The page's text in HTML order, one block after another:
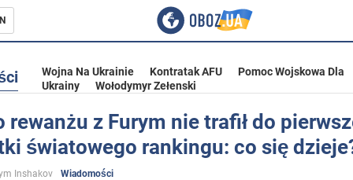
Wojna Na Ukrainie Kontratak AFU
Pomoc Wojskowa Dla
Ukrainy
Wołodymyr Zełenski
rewanżu z Furym nie trafił do
światowego rankingu: co się
Inshakov
Wiadomości